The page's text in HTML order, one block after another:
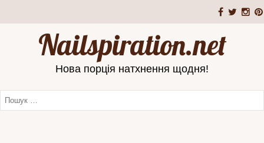
Nailspiration.net
Нова порція натхнення щодня!